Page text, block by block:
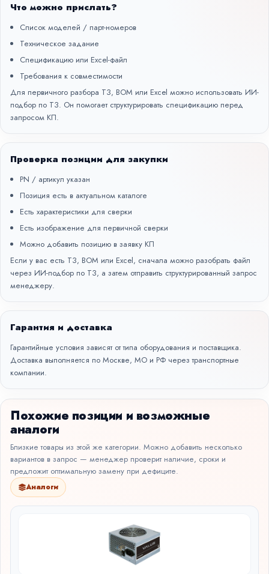
Что можно прислать?
Список моделей / парт-номеров
Техническое задание
Спецификацию или Excel-файл
Требования к совместимости
Для первичного разбора ТЗ, BOM или Excel можно использовать ИИ-
подбор по ТЗ. Он помогает структурировать спецификацию перед
запросом КП.
Проверка позиции для закупки
PN / артикул указан
Позиция есть в актуальном каталоге
Есть характеристики для сверки
Есть изображение для первичной сверки
Можно добавить позицию в заявку КП
Если у вас есть ТЗ, BOM или Excel, сначала можно разобрать файл
через ИИ-подбор по ТЗ, а затем отправить структурированный запрос
менеджеру.
Гарантия и доставка
Гарантийные условия зависят от типа оборудования и поставщика.
Доставка выполняется по Москве, МО и РФ через транспортные
компании.
Похожие позиции и возможные
аналоги
Близкие товары из этой же категории. Можно добавить несколько
вариантов в запрос — менеджер проверит наличие, сроки и
предложит оптимальную замену при дефиците.
Аналоги